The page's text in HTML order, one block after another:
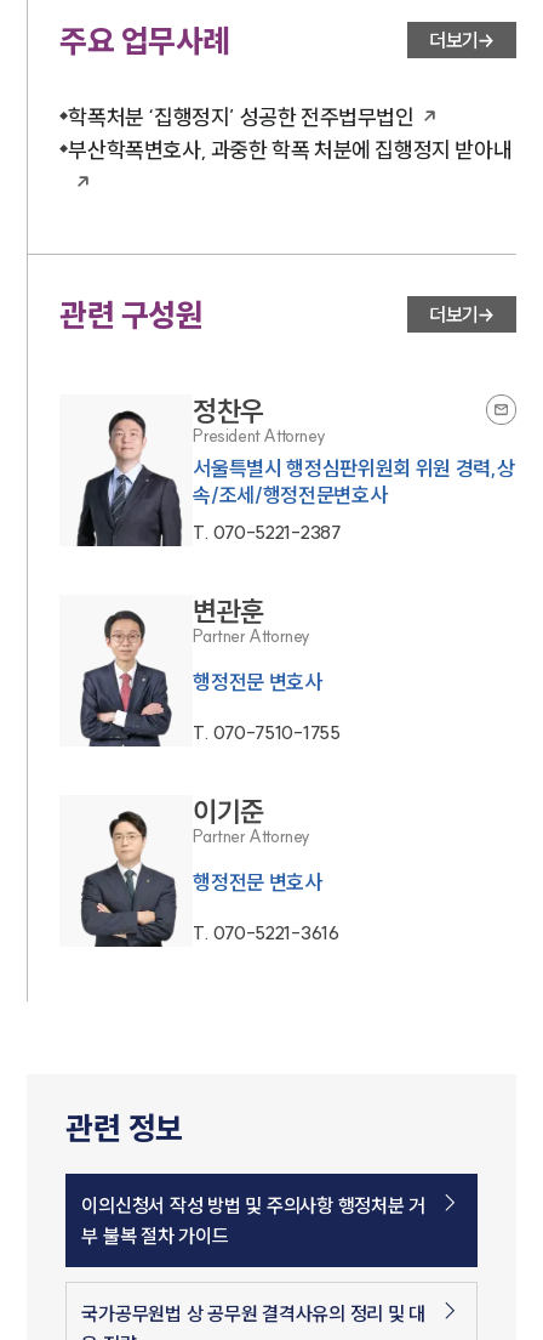
주요 업무사례 더보기
학폭처분 ‘집행정지’ 성공한 전주법무법인
부산학폭변호사, 과중한 학폭 처분에 집행정지 받아내
관련 구성원 더보기
정찬우
President Attorney
서울특별시 행정심판위원회 위원 경력,상
속/조세/행정전문변호사
T. 070-5221-2387
변관훈
Partner Attorney
행정전문 변호사
T. 070-7510-1755
이기준
Partner Attorney
행정전문 변호사
T. 070-5221-3616
관련 정보
이의신청서 작성 방법 및 주의사항 행정처분 거
부 불복 절차 가이드
국가공무원법 상 공무원 결격사유의 정리 및 대